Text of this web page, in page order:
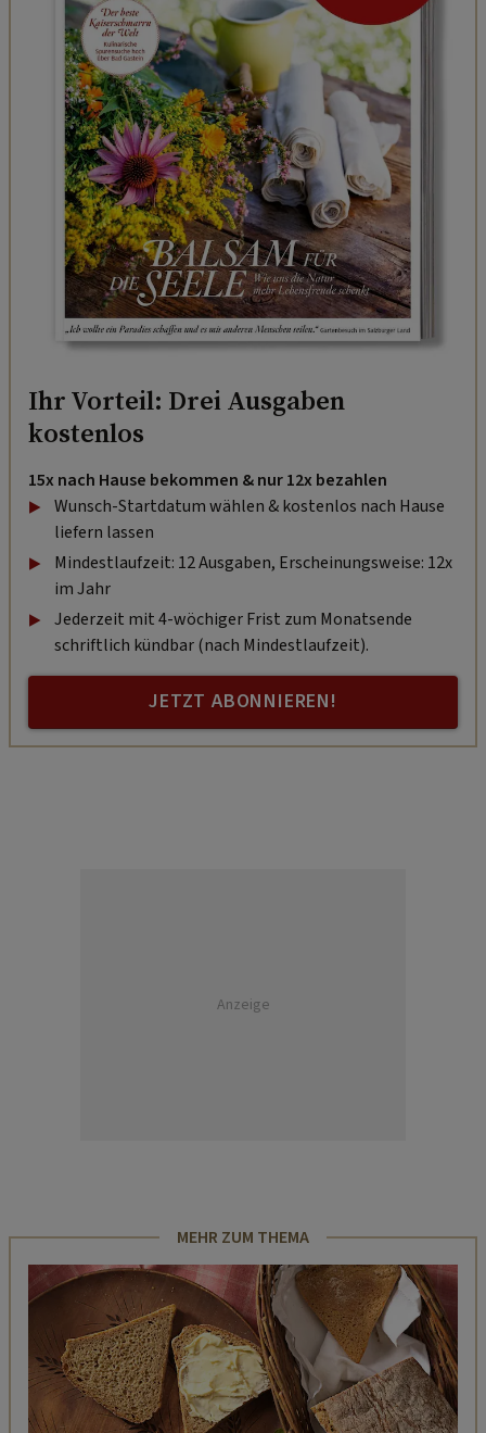
Ihr Vorteil: Drei Ausgaben
kostenlos
15x nach Hause bekommen & nur 12x bezahlen
Wunsch-Startdatum wählen & kostenlos nach Hause
liefern lassen
Mindestlaufzeit: 12 Ausgaben, Erscheinungsweise: 12x
im Jahr
Jederzeit mit 4-wöchiger Frist zum Monatsende
schriftlich kündbar (nach Mindestlaufzeit).
JETZT ABONNIEREN!
Anzeige
MEHR ZUM THEMA